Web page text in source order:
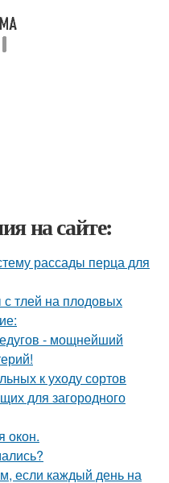
на сайте:
рассады перца для
с тлей на плодовых
- мощнейший
к уходу сортов
для загородного
окон.
если каждый день на